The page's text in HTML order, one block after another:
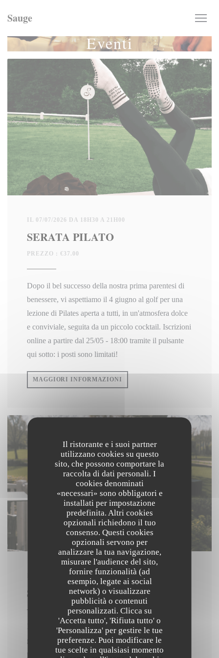
Il ristorante e i suoi partner
utilizzano cookies su questo
sito, che possono comportare la
raccolta di dati personali. I
cookies denominati
«necessari» sono obbligatori e
installati per impostazione
predefinita. Altri cookies
opzionali richiedono il tuo
consenso. Questi cookies
opzionali servono per
analizzare la tua navigazione,
misurare l'audience del sito,
fornire funzionalità (ad
esempio, legate ai social
network) o visualizzare
pubblicità o contenuti
personalizzati. Clicca su
'Accetta tutto', 'Rifiuta tutto' o
'Personalizza' per gestire le tue
preferenze. Puoi modificare le
tue scelte in qualsiasi momento
Sauge
Eventi
IL 07/07/2026 DA 18H30 A 21H00
SERATA PILATO
PREZZO : €37.00
Dopo il bel successo della nostra prima parentesi di
benessere, vi aspettiamo il 4 giugno al golf per una
lezione di Pilates aperta a tutti, in un'atmosfera dolce
e conviviale, seguita da un piccolo cocktail. Iscrizioni
online a partire dal 25/05 - 18:00 tramite il pulsante
qui sotto: i posti sono limitati!
MAGGIORI INFORMAZIONI
IL 10/06/2026 DA 18H00 A 21H30
SPRITZ DOPO IL LAVORO
Il 10 giugno, ci sarà un afterwork speciale Spritz al
golf, accompagnato da un DJ set. L'occasione
perfetta per ritrovarsi, condividere un drink e godere